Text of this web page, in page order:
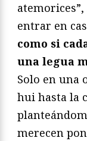
entrar en
como si
una legua
Solo en una
hui hasta la
merecen